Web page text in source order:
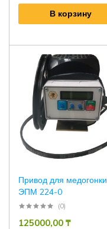
В корзину
Привод для медогонки
ЭПМ 224-0
(0)
125000,00 ₸